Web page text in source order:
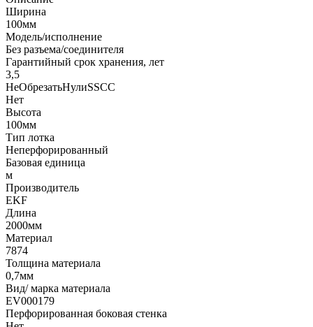
Ширина
100мм
Модель/исполнение
Без разъема/соединителя
Гарантийный срок хранения, лет
3,5
НеОбрезатьНулиSSCC
Нет
Высота
100мм
Тип лотка
Неперфорированный
Базовая единица
м
Производитель
EKF
Длина
2000мм
Материал
7874
Толщина материала
0,7мм
Вид/ марка материала
EV000179
Перфорированная боковая стенка